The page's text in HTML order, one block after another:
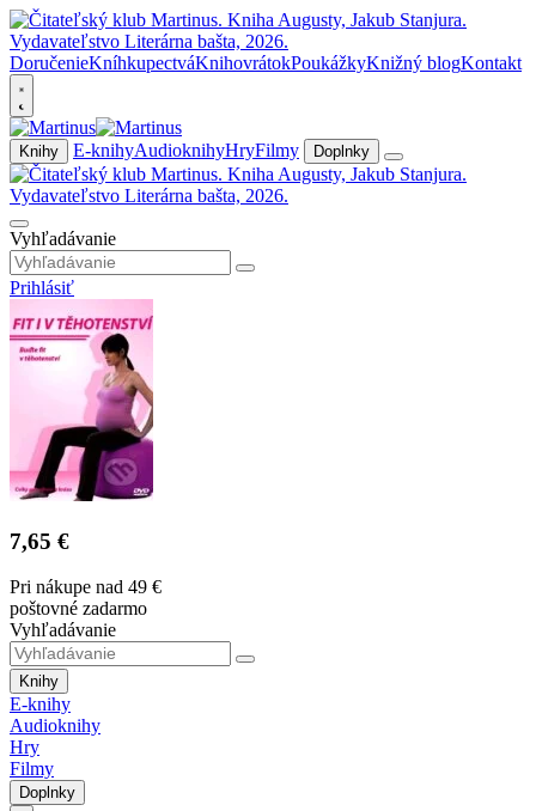
DoručenieKníhkupectváKnihovrátokPoukážkyKnižný blogKontakt
Knihy E-knihyAudioknihyHryFilmy Doplnky
Vyhľadávanie
Prihlásiť
7,65 €
Pri nákupe nad 49 €
poštovné zadarmo
Vyhľadávanie
Knihy
E-knihy
Audioknihy
Hry
Filmy
Doplnky